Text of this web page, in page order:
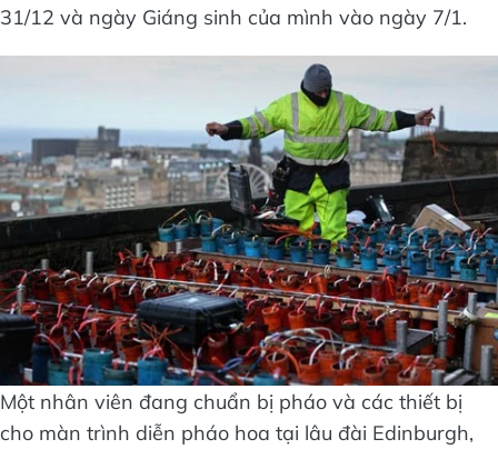
31/12 và ngày Giáng sinh của mình vào ngày 7/1.
Một nhân viên đang chuẩn bị pháo và các thiết bị
cho màn trình diễn pháo hoa tại lâu đài Edinburgh,